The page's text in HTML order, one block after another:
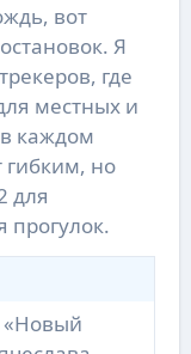
вот
Я
где
местных и
каждом
но
для
прогулок.
«Новый